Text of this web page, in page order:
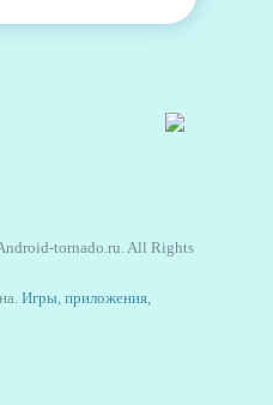
tornado.ru. All Rights
Игры, приложения,